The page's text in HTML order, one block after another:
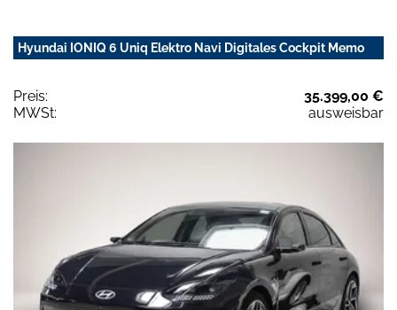
Hyundai IONIQ 6 Uniq Elektro Navi Digitales Cockpit Memo
Preis:
35.399,00 €
MWSt:
ausweisbar